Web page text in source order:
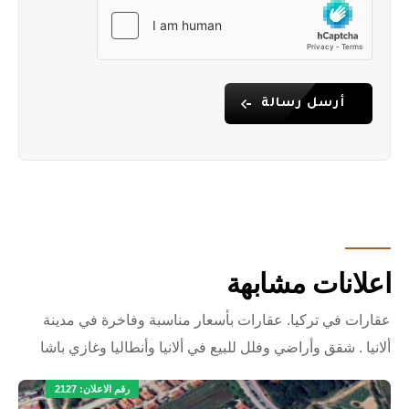
أرسل رسالة
اعلانات مشابهة
عقارات في تركيا. عقارات بأسعار مناسبة وفاخرة في مدينة
ألانيا . شقق وأراضي وفلل للبيع في ألانيا وأنطاليا وغازي باشا
رقم الاعلان: 2127